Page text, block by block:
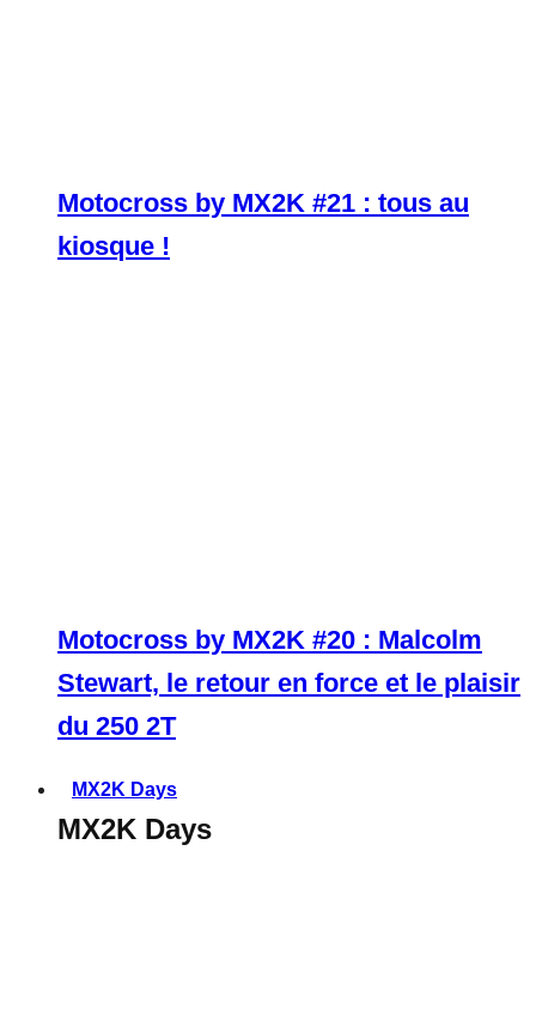
Motocross by MX2K #21 : tous au
kiosque !
Motocross by MX2K #20 : Malcolm
Stewart, le retour en force et le plaisir
du 250 2T
MX2K Days
MX2K Days